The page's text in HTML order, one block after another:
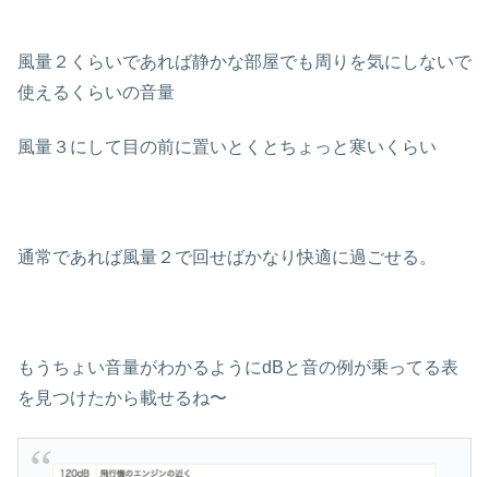
風量２くらいであれば静かな部屋でも周りを気にしないで
使えるくらいの音量
風量３にして目の前に置いとくとちょっと寒いくらい
通常であれば風量２で回せばかなり快適に過ごせる。
もうちょい音量がわかるようにdBと音の例が乗ってる表
を見つけたから載せるね〜